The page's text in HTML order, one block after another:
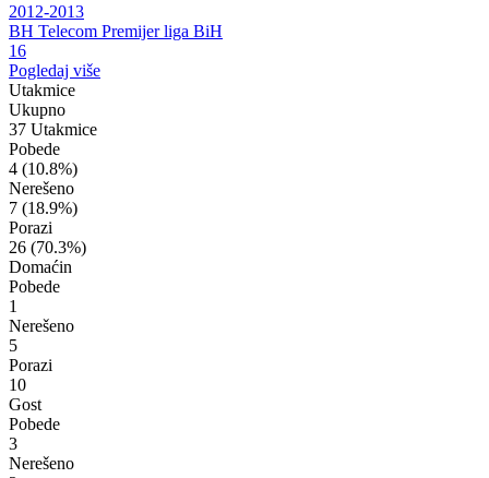
2012-2013
BH Telecom Premijer liga BiH
16
Pogledaj više
Utakmice
Ukupno
37 Utakmice
Pobede
4 (10.8%)
Nerešeno
7 (18.9%)
Porazi
26 (70.3%)
Domaćin
Pobede
1
Nerešeno
5
Porazi
10
Gost
Pobede
3
Nerešeno